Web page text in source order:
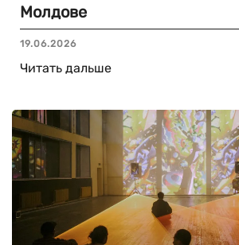
Молдове
19.06.2026
Читать дальше